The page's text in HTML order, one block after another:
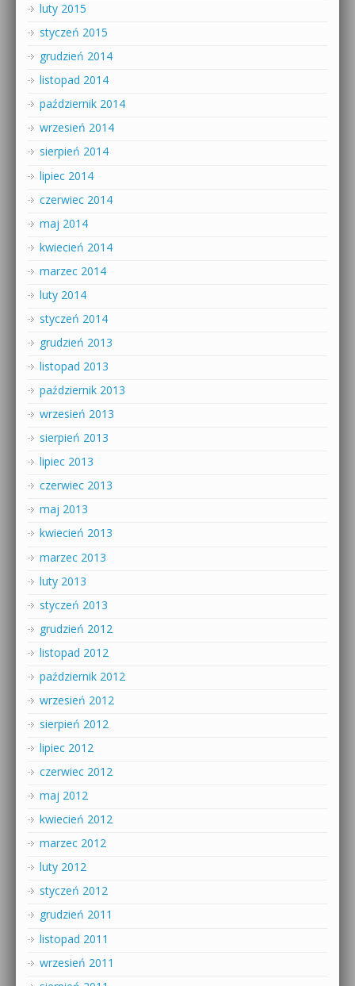
luty 2015
styczeń 2015
grudzień 2014
listopad 2014
październik 2014
wrzesień 2014
sierpień 2014
lipiec 2014
czerwiec 2014
maj 2014
kwiecień 2014
marzec 2014
luty 2014
styczeń 2014
grudzień 2013
listopad 2013
październik 2013
wrzesień 2013
sierpień 2013
lipiec 2013
czerwiec 2013
maj 2013
kwiecień 2013
marzec 2013
luty 2013
styczeń 2013
grudzień 2012
listopad 2012
październik 2012
wrzesień 2012
sierpień 2012
lipiec 2012
czerwiec 2012
maj 2012
kwiecień 2012
marzec 2012
luty 2012
styczeń 2012
grudzień 2011
listopad 2011
wrzesień 2011